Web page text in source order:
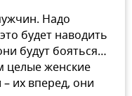
Надо
будет наводить
будут бояться…
целые женские
их вперед, они